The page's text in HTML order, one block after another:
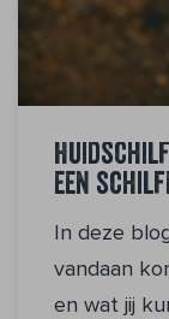
een
In deze
vandaan
en wat jij